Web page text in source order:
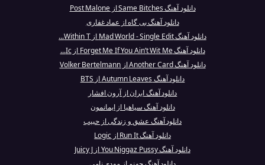
دانلود آهنگ Same Bitches از Post Malone
دانلود آهنگ بی گاه از عماد غفاری
دانلود آهنگ Mad World - Single Edit از Within T...
دانلود آهنگ Forget Me If You Ain’t Wit Me از Ic...
دانلود آهنگ Another Card از Volker Bertelmann
دانلود آهنگ Autumn Leaves از BTS
دانلود آهنگ ایران از آرون افشار
دانلود آهنگ سیاهیا از ایمانمون
دانلود آهنگ عشق و زندگی از حبیب
دانلود آهنگ Run It از Logic
دانلود آهنگ You Niggaz Pussy از Juicy J